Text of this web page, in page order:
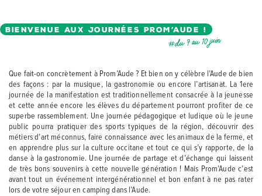
BIENVENUE AUX JOURNÉES PROM’AUDE !
#du 7 au 10 juin
Que fait-on concrètement à Prom’Aude ? Et bien on y célèbre l’Aude de bien
des façons : par la musique, la gastronomie ou encore l’artisanat. La 1ere
journée de la manifestation est traditionnellement consacrée à la jeunesse
et cette année encore les élèves du département pourront profiter de ce
superbe rassemblement. Une journée pédagogique et ludique où le jeune
public pourra pratiquer des sports typiques de la région, découvrir des
métiers d’art méconnus, faire connaissance avec les animaux de la ferme, et
en apprendre plus sur la culture occitane et tout ce qui s’y rapporte, de la
danse à la gastronomie. Une journée de partage et d’échange qui laissent
de très bons souvenirs à cette nouvelle génération ! Mais Prom’Aude c’est
avant tout un événement intergénérationnel et bon enfant à ne pas rater
lors de votre séjour en camping dans l’Aude.